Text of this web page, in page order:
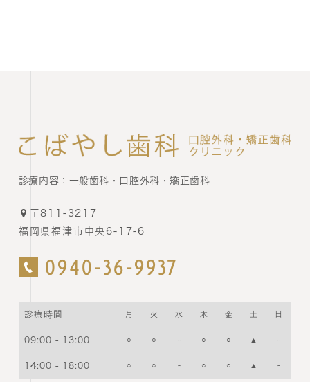
診療内容： 一般歯科・口腔外科・矯正歯科
〒811-3217
福岡県福津市中央6-17-6
0940-36-9937
診療時間 月 火 水 木 金 土 日
09:00 - 13:00 ○ ○ - ○ ○ ▲ -
14:00 - 18:00 ○ ○ - ○ ○ ▲ -